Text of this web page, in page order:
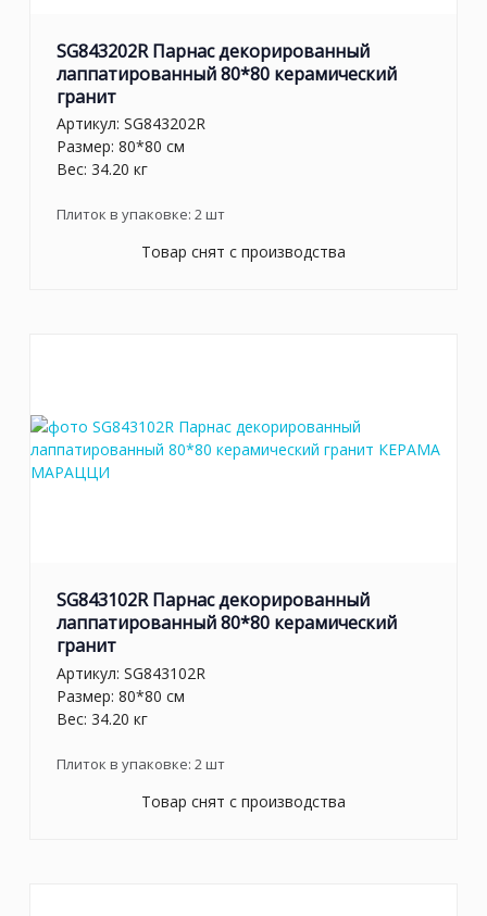
SG843202R Парнас декорированный
лаппатированный 80*80 керамический
гранит
Артикул: SG843202R
Размер: 80*80 см
Вес: 34.20 кг
Плиток в упаковке: 2шт
Товар снят с производства
SG843102R Парнас декорированный
лаппатированный 80*80 керамический
гранит
Артикул: SG843102R
Размер: 80*80 см
Вес: 34.20 кг
Плиток в упаковке: 2шт
Товар снят с производства